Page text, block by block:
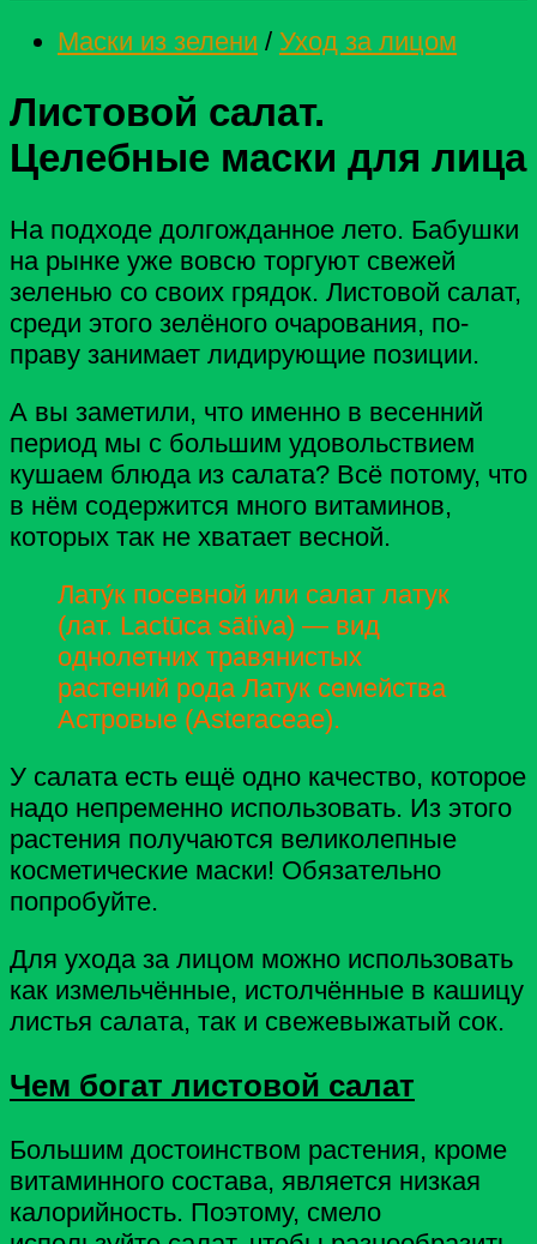
Маски из зелени / Уход за лицом
Листовой салат.
Целебные маски для лица
На подходе долгожданное лето. Бабушки
на рынке уже вовсю торгуют свежей
зеленью со своих грядок. Листовой салат,
среди этого зелёного очарования, по-
праву занимает лидирующие позиции.
А вы заметили, что именно в весенний
период мы с большим удовольствием
кушаем блюда из салата? Всё потому, что
в нём содержится много витаминов,
которых так не хватает весной.
Лату́к посевной или салат латук
(лат. Lactūca sātiva) — вид
однолетних травянистых
растений рода Латук семейства
Астровые (Asteraceae).
У салата есть ещё одно качество, которое
надо непременно использовать. Из этого
растения получаются великолепные
косметические маски! Обязательно
попробуйте.
Для ухода за лицом можно использовать
как измельчённые, истолчённые в кашицу
листья салата, так и свежевыжатый сок.
Чем богат листовой салат
Большим достоинством растения, кроме
витаминного состава, является низкая
калорийность. Поэтому, смело